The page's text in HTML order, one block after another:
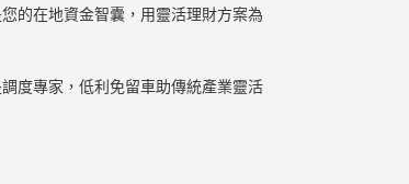
的在地資金智囊，用靈活理財方案為
度專家，低利免留車助傳統產業靈活